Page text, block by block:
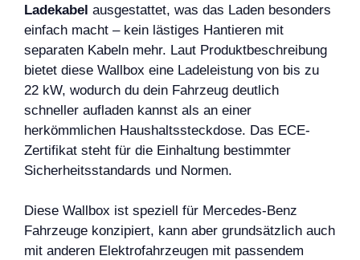
Ladekabel ausgestattet, was das Laden besonders
einfach macht – kein lästiges Hantieren mit
separaten Kabeln mehr. Laut Produktbeschreibung
bietet diese Wallbox eine Ladeleistung von bis zu
22 kW, wodurch du dein Fahrzeug deutlich
schneller aufladen kannst als an einer
herkömmlichen Haushaltssteckdose. Das ECE-
Zertifikat steht für die Einhaltung bestimmter
Sicherheitsstandards und Normen.
Diese Wallbox ist speziell für Mercedes-Benz
Fahrzeuge konzipiert, kann aber grundsätzlich auch
mit anderen Elektrofahrzeugen mit passendem